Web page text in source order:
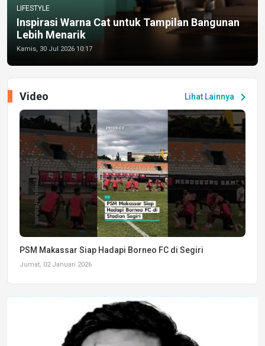
LIFESTYLE
Inspirasi Warna Cat untuk Tampilan Bangunan
Lebih Menarik
Kamis, 30 Jul 2026 10:17
Lihat Lainnya chevron_right
Video
PSM Makassar Siap Hadapi Borneo FC di Segiri
Jumat, 02 Januari 2026